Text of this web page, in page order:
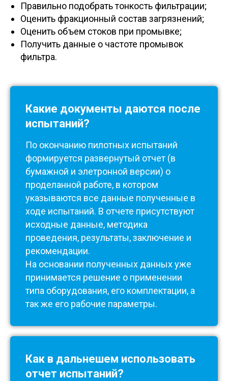
Правильно подобрать тонкость фильтрации;
Оценить фракционный состав загрязнений;
Оценить объем стоков при промывке;
Получить данные о частоте промывок
фильтра.
Какие документы даются после
испытаний?
По окончанию пилотных испытаний
формируется развернутый отчет (в
бумажной и элетронной версии) о
проделанной работе, в котором
указываются все данные полученные в
ходе испытаний. В отчете присутствуют
исходные данные, методика
проведения, результаты, заключение и
рекомендации.
На основании полученных данных уже
принимается решение о применении
типа оборудования, его комплектации, а
так же его рабочие параметры.
Как в дальнешем использовать
отчет испытаний?